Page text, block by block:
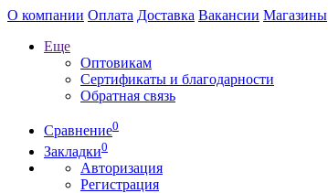
О компании Оплата Доставка Вакансии Магазины
Еще
Оптовикам
Сертификаты и благодарности
Обратная связь
Сравнение0
Закладки0
Авторизация
Регистрация